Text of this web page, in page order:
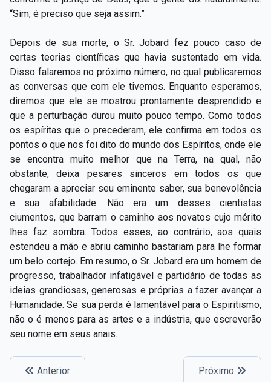
“Sim, é preciso que seja assim.”
Depois de sua morte, o Sr. Jobard fez pouco caso de
certas teorias científicas que havia sustentado em vida.
Disso falaremos no próximo número, no qual publicaremos
as conversas que com ele tivemos. Enquanto esperamos,
diremos que ele se mostrou prontamente desprendido e
que a perturbação durou muito pouco tempo. Como todos
os espíritas que o precederam, ele confirma em todos os
pontos o que nos foi dito do mundo dos Espíritos, onde ele
se encontra muito melhor que na Terra, na qual, não
obstante, deixa pesares sinceros em todos os que
chegaram a apreciar seu eminente saber, sua benevolência
e sua afabilidade. Não era um desses cientistas
ciumentos, que barram o caminho aos novatos cujo mérito
lhes faz sombra. Todos esses, ao contrário, aos quais
estendeu a mão e abriu caminho bastariam para lhe formar
um belo cortejo. Em resumo, o Sr. Jobard era um homem de
progresso, trabalhador infatigável e partidário de todas as
ideias grandiosas, generosas e próprias a fazer avançar a
Humanidade. Se sua perda é lamentável para o Espiritismo,
não o é menos para as artes e a indústria, que escreverão
seu nome em seus anais.
Anterior Próximo